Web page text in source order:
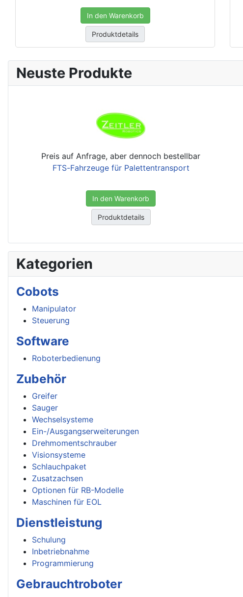
Kategorien
Cobots
Manipulator
Steuerung
Software
Roboterbedienung
Zubehör
Greifer
Sauger
Wechselsysteme
Ein-/Ausgangserweiterungen
Drehmomentschrauber
Visionsysteme
Schlauchpaket
Zusatzachsen
Optionen für RB-Modelle
Maschinen für EOL
Dienstleistung
Schulung
Inbetriebnahme
Programmierung
Gebrauchtroboter
In den Warenkorb
Produktdetails
Neuste Produkte
Preis auf Anfrage, aber dennoch bestellbar
FTS-Fahrzeuge für Palettentransport
In den Warenkorb
Produktdetails